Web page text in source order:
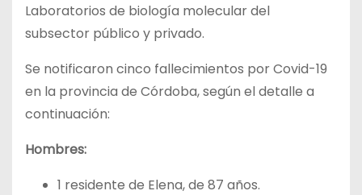
Laboratorios de biología molecular del
subsector público y privado.
Se notificaron cinco fallecimientos por Covid-19
en la provincia de Córdoba, según el detalle a
continuación:
Hombres:
1 residente de Elena, de 87 años.